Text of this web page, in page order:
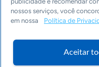
Economia &
Inovação &
Arquivo
nossos serviços, você
em nossa
Política de
Aceitar